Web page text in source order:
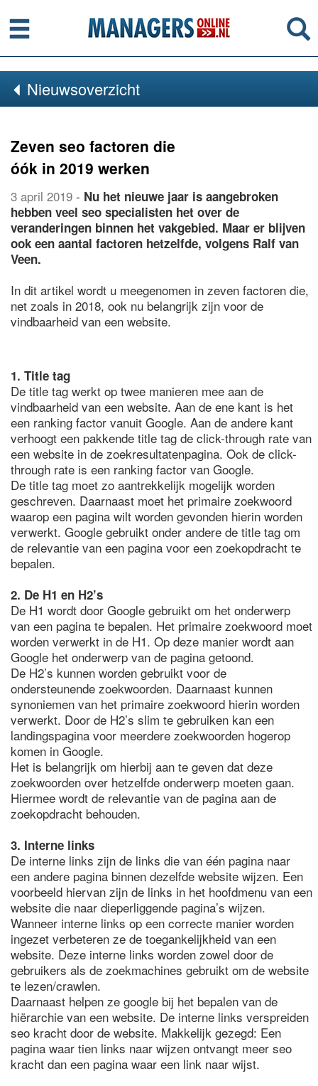
Menu
Nieuwsoverzicht
Zeven seo factoren die
óók in 2019 werken
3 april 2019 - Nu het nieuwe jaar is aangebroken
hebben veel seo specialisten het over de
veranderingen binnen het vakgebied. Maar er blijven
ook een aantal factoren hetzelfde, volgens Ralf van
Veen.
In dit artikel wordt u meegenomen in zeven factoren die,
net zoals in 2018, ook nu belangrijk zijn voor de
vindbaarheid van een website.
1. Title tag
De title tag werkt op twee manieren mee aan de
vindbaarheid van een website. Aan de ene kant is het
een ranking factor vanuit Google. Aan de andere kant
verhoogt een pakkende title tag de click-through rate van
een website in de zoekresultatenpagina. Ook de click-
through rate is een ranking factor van Google.
De title tag moet zo aantrekkelijk mogelijk worden
geschreven. Daarnaast moet het primaire zoekwoord
waarop een pagina wilt worden gevonden hierin worden
verwerkt. Google gebruikt onder andere de title tag om
de relevantie van een pagina voor een zoekopdracht te
bepalen.
2. De H1 en H2’s
De H1 wordt door Google gebruikt om het onderwerp
van een pagina te bepalen. Het primaire zoekwoord moet
worden verwerkt in de H1. Op deze manier wordt aan
Google het onderwerp van de pagina getoond.
De H2’s kunnen worden gebruikt voor de
ondersteunende zoekwoorden. Daarnaast kunnen
synoniemen van het primaire zoekwoord hierin worden
verwerkt. Door de H2’s slim te gebruiken kan een
landingspagina voor meerdere zoekwoorden hogerop
komen in Google.
Het is belangrijk om hierbij aan te geven dat deze
zoekwoorden over hetzelfde onderwerp moeten gaan.
Hiermee wordt de relevantie van de pagina aan de
zoekopdracht behouden.
3. Interne links
De interne links zijn de links die van één pagina naar
een andere pagina binnen dezelfde website wijzen. Een
voorbeeld hiervan zijn de links in het hoofdmenu van een
website die naar dieperliggende pagina’s wijzen.
Wanneer interne links op een correcte manier worden
ingezet verbeteren ze de toegankelijkheid van een
website. Deze interne links worden zowel door de
gebruikers als de zoekmachines gebruikt om de website
te lezen/crawlen.
Daarnaast helpen ze google bij het bepalen van de
hiërarchie van een website. De interne links verspreiden
seo kracht door de website. Makkelijk gezegd: Een
pagina waar tien links naar wijzen ontvangt meer seo
kracht dan een pagina waar een link naar wijst.